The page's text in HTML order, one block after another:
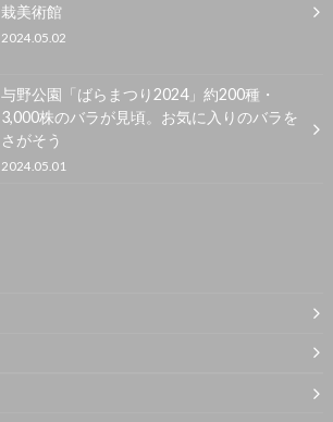
栽美術館
2024.05.02
与野公園「ばらまつり2024」約200種・
3,000株のバラが見頃。お気に入りのバラを
さがそう
2024.05.01